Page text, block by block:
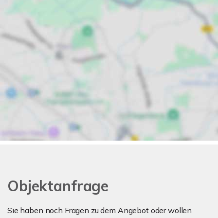
Objektanfrage
Sie haben noch Fragen zu dem Angebot oder wollen